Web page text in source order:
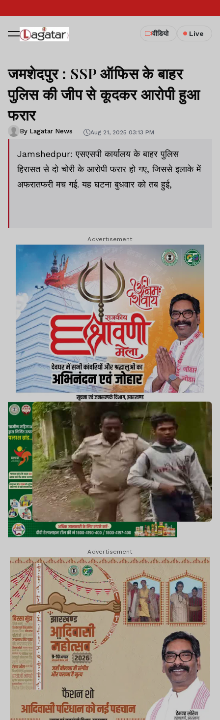
वीडियो Live
जमशेदपुर : SSP ऑफिस के बाहर
पुलिस की जीप से कूदकर आरोपी हुआ
फरार
By Lagatar News Aug 21, 2025 03:13 PM
Jamshedpur: एसएसपी कार्यालय के बाहर पुलिस
हिरासत से दो चोरी के आरोपी फरार हो गए, जिससे इलाके में
अफरातफरी मच गई. यह घटना बुधवार को तब हुई,
Advertisement
Advertisement